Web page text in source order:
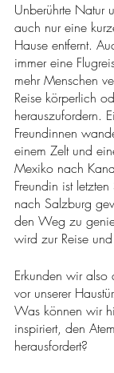
Unberührte Natur
auch nur eine
Hause entfernt.
immer eine
mehr Menschen
Reise körperlich
herauszufordern.
Freundinnen
einem Zelt und
Mexiko nach
Freundin ist
nach Salzburg
den Weg zu
wird zur Reise
Erkunden wir
vor unserer Haustür.
Was können wir
inspiriert, den
herausfordert?